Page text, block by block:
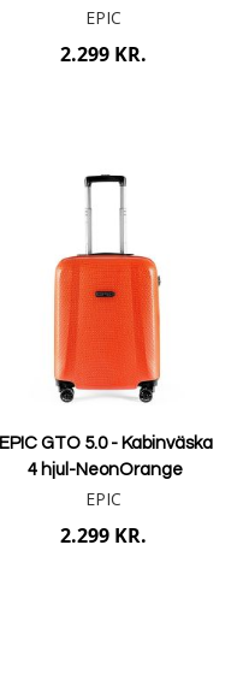
EPIC
2.299 KR.
EPIC GTO 5.0 - Kabinväska
4 hjul-NeonOrange
EPIC
2.299 KR.